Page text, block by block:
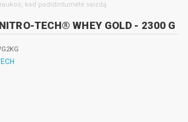
kad padidintumėte vaizdą
TECH® WHEY GOLD - 2300 G